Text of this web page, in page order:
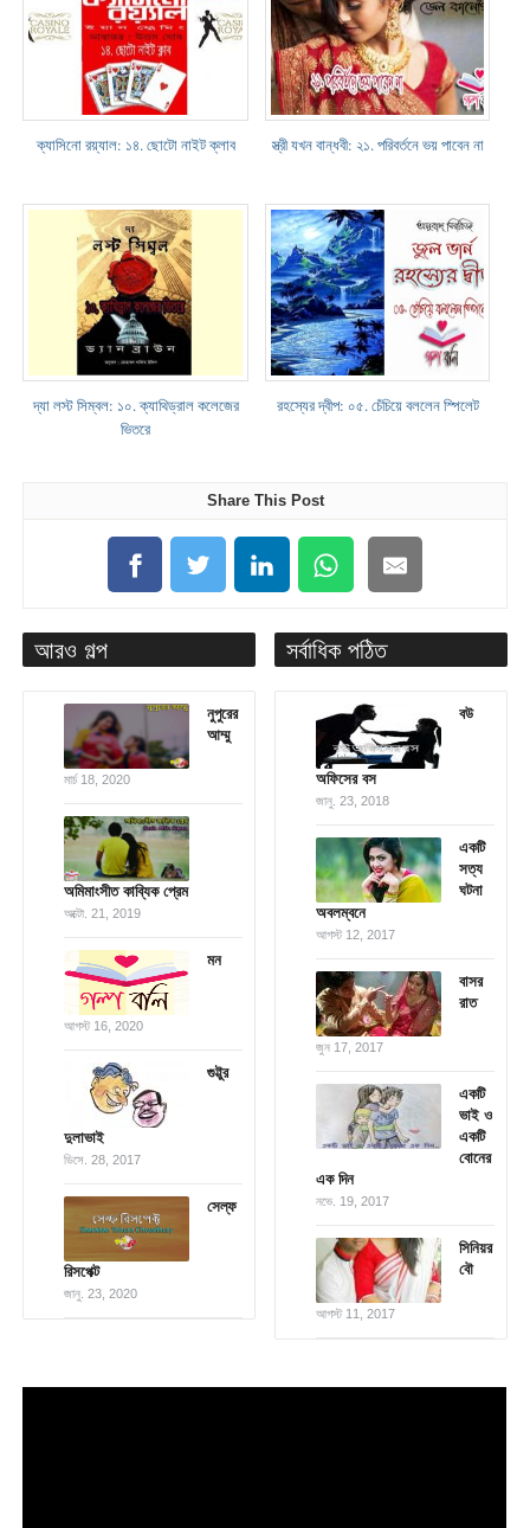
ক্যাসিনো রয়্যাল: ১৪. ছোটো নাইট ক্লাব স্ত্রী যখন বান্ধবী: ২১. পরিবর্তনে ভয় পাবেন না
দ্যা লস্ট সিম্বল: ১০. ক্যাথিড্রাল কলেজের
ভিতরে
রহস্যের দ্বীপ: ০৫. চেঁচিয়ে বললেন স্পিলেট
Share This Post
আরও গল্প
নুপুরের
আম্মু
মার্চ 18, 2020
অমিমাংসীত কাব্যিক প্রেম
অক্টো. 21, 2019
মন
আগস্ট 16, 2020
গুট্টুর
দুলাভাই
ডিসে. 28, 2017
সেল্ফ
রিসপেক্ট
জানু. 23, 2020
সর্বাধিক পঠিত
বউ
অফিসের বস
জানু. 23, 2018
একটি
সত্য
ঘটনা
অবলম্বনে
আগস্ট 12, 2017
বাসর
রাত
জুন 17, 2017
একটি
ভাই ও
একটি
বোনের
এক দিন
নভে. 19, 2017
সিনিয়র
বৌ
আগস্ট 11, 2017